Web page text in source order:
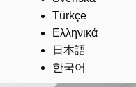
Türkçe
Ελληνικά
日本語
한국어